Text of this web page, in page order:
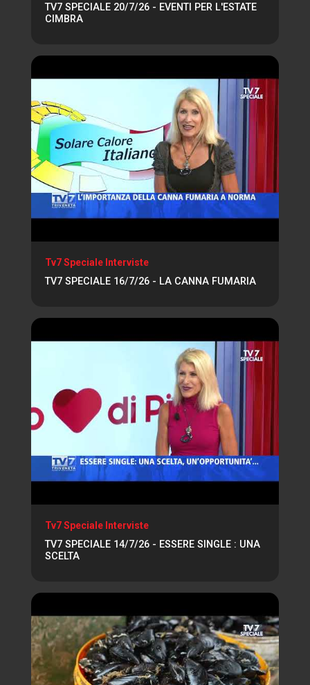
TV7 SPECIALE 20/7/26 - EVENTI PER L'ESTATE
CIMBRA
Tv7 Speciale Interviste
TV7 SPECIALE 16/7/26 - LA CANNA FUMARIA
Tv7 Speciale Interviste
TV7 SPECIALE 14/7/26 - ESSERE SINGLE : UNA
SCELTA